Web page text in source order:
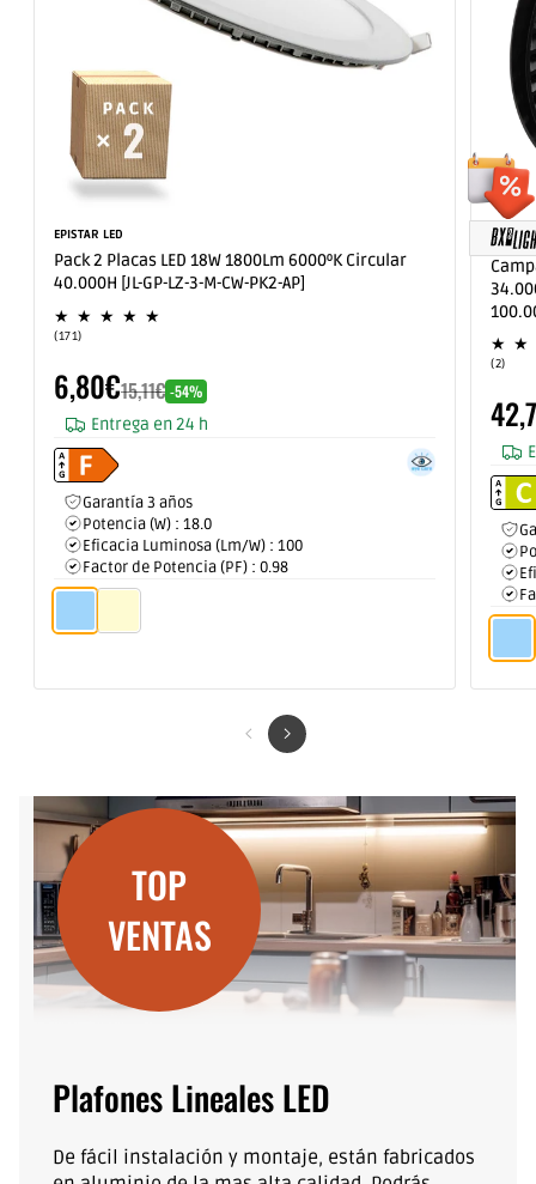
Proveedor:
EPISTAR LED
Pack 2 Placas LED 18W 1800Lm 6000ºK Circular
40.000H [JL-GP-LZ-3-M-CW-PK2-AP]
(171)
Precio
habitual
15,11€
de
oferta
6,80€ Descuento
-54%
Entrega en 24 h
Características
Garantía 3 años
Potencia (W) : 18.0
Eficacia Luminosa (Lm/W) : 100
Factor de Potencia (PF) : 0.98
(2)2
de
oferta
TOP
VENTAS
Plafones Lineales LED
De fácil instalación y montaje, están fabricados